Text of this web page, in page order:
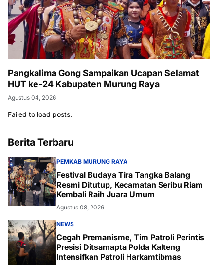
Pangkalima Gong Sampaikan Ucapan Selamat
HUT ke-24 Kabupaten Murung Raya
Agustus 04, 2026
Failed to load posts.
Berita Terbaru
PEMKAB MURUNG RAYA
Festival Budaya Tira Tangka Balang
Resmi Ditutup, Kecamatan Seribu Riam
Kembali Raih Juara Umum
Agustus 08, 2026
NEWS
Cegah Premanisme, Tim Patroli Perintis
Presisi Ditsamapta Polda Kalteng
Intensifkan Patroli Harkamtibmas